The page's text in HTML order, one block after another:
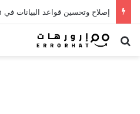
إصلاح وتحسين قواعد البيانات في phpMyAdmin
بحث عن